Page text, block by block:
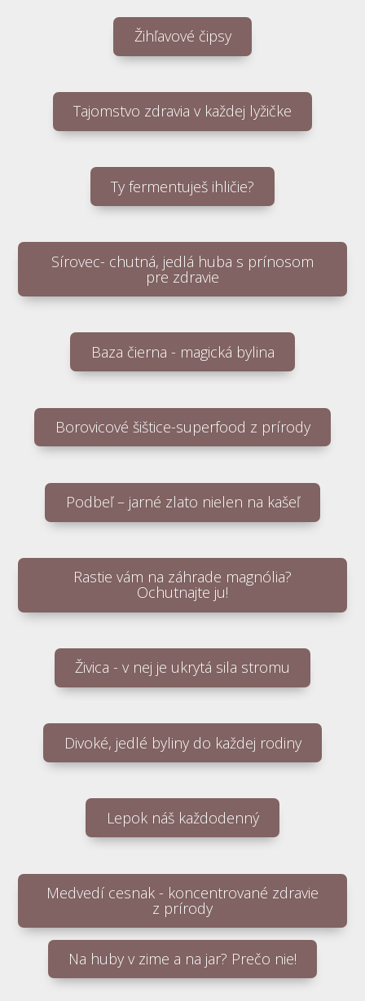
Žihľavové čipsy
Tajomstvo zdravia v každej lyžičke
Ty fermentuješ ihličie?
Sírovec- chutná, jedlá huba s prínosom
pre zdravie
Baza čierna - magická bylina
Borovicové šištice-superfood z prírody
Podbeľ – jarné zlato nielen na kašeľ
Rastie vám na záhrade magnólia?
Ochutnajte ju!
Živica - v nej je ukrytá sila stromu
Divoké, jedlé byliny do každej rodiny
Lepok náš každodenný
Medvedí cesnak - koncentrované zdravie
z prírody
Na huby v zime a na jar? Prečo nie!